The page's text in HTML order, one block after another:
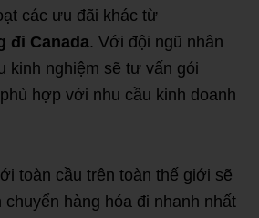
các ưu đãi khác từ
đi Canada. Với đội ngũ nhân
kinh nghiệm sẽ tư vấn gói
hợp với nhu cầu kinh doanh
toàn cầu trên toàn thế giới sẽ
chuyển hàng hóa đi nhanh nhất